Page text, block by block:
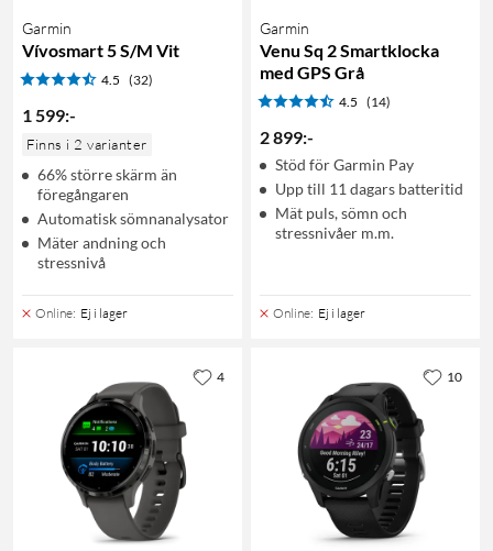
Garmin
Vívosmart 5 S/M Vit
4.5 (32)
1 599:-
Finns i 2 varianter
66% större skärm än
föregångaren
Automatisk sömnanalysator
Mäter andning och
stressnivå
Online: Ej i lager
Garmin
Venu Sq 2 Smartklocka
med GPS Grå
4.5 (14)
2 899:-
Stöd för Garmin Pay
Upp till 11 dagars batteritid
Mät puls, sömn och
stressnivåer m.m.
Online: Ej i lager
4 10